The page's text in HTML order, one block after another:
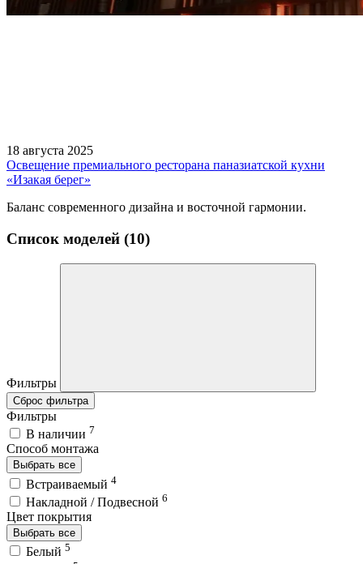
18 августа 2025
Освещение премиального ресторана паназиатской кухни
«Изакая берег»
Баланс современного дизайна и восточной гармонии.
Список моделей (10)
Фильтры
Сброс фильтра
Фильтры
В наличии 7
Способ монтажа
Выбрать все
Встраиваемый 4
Накладной / Подвесной 6
Цвет покрытия
Выбрать все
Белый 5